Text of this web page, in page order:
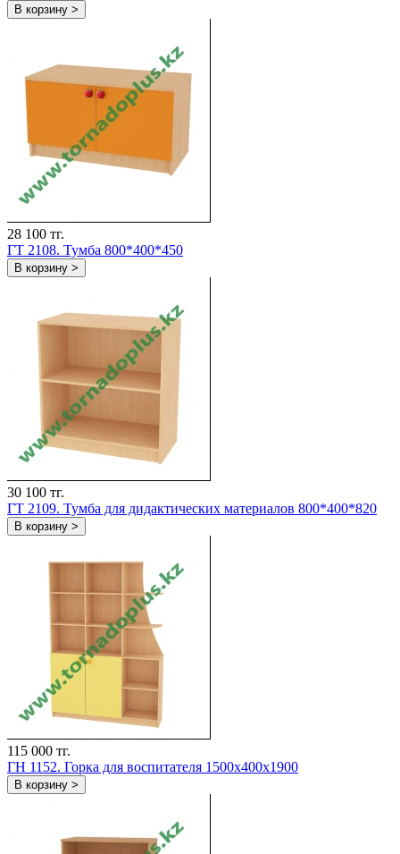
В корзину >
28 100 тг.
ГТ 2108. Тумба 800*400*450
В корзину >
30 100 тг.
ГТ 2109. Тумба для дидактических материалов 800*400*820
В корзину >
115 000 тг.
ГH 1152. Горка для воспитателя 1500x400x1900
В корзину >